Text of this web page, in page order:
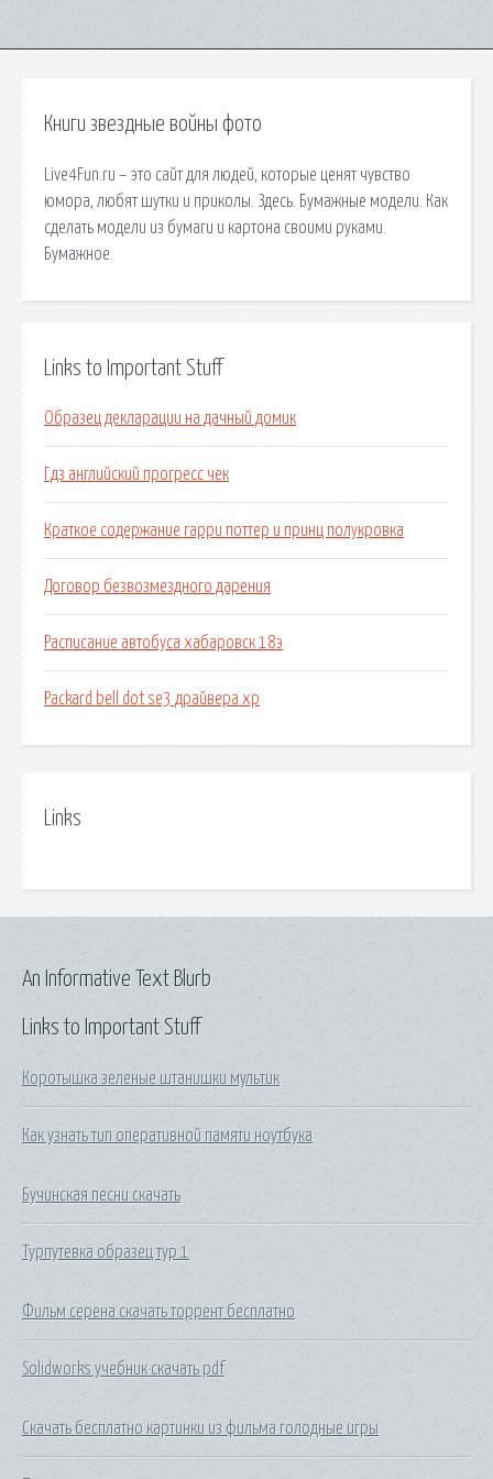
Книги звездные войны фото
Live4Fun.ru – это сайт для людей, которые ценят чувство
юмора, любят шутки и приколы. Здесь. Бумажные модели. Как
сделать модели из бумаги и картона своими руками.
Бумажное.
Links to Important Stuff
Образец декларации на дачный домик
Гдз английский прогресс чек
Краткое содержание гарри поттер и принц полукровка
Договор безвозмездного дарения
Расписание автобуса хабаровск 18э
Packard bell dot se3 драйвера xp
Links
Links to Important Stuff
Коротышка зеленые штанишки мультик
Как узнать тип оперативной памяти ноутбука
Бучинская песни скачать
Турпутевка образец тур 1
Фильм серена скачать торрент бесплатно
Solidworks учебник скачать pdf
Скачать бесплатно картинки из фильма голодные игры
An Informative Text Blurb